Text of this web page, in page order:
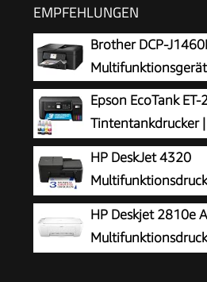
EMPFEHLUNGEN
Brother DCP-
Epson EcoTank
Tintentankdrucker
vielbeschäftigte
| Drucken, Kopieren, Scannen
Display | inkl. Tinte für bis zu
HP DeskJet 4320
drucken Instant Ink
Kopierer, Scanner, WLAN,
Vorlageneinzug, Tinte: 308/
HP Deskjet 2810e